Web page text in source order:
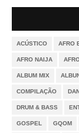
ACÚSTICO AFRO
AFRO NAIJA
ALBUM MIX
COMPILAÇÃO
DRUM & BASS
GOSPEL GQOM